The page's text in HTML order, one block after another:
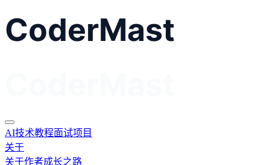
AI技术教程面试项目
关于
关于作者成长之路